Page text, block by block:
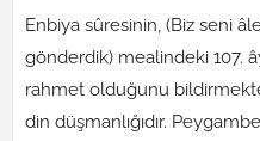
Enbiya sûresinin, (Biz seni
gönderdik) mealindeki 107.
rahmet olduğunu
din düşmanlığıdır.